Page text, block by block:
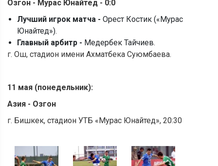
Озгон - Мурас Юнайтед - 0:0
Лучший игрок матча - Орест Костик («Мурас
Юнайтед»).
Главный арбитр - Медербек Тайчиев.
г. Ош, стадион имени Ахматбека Суюмбаева.
11 мая (понедельник):
Азия - Озгон
г. Бишкек, стадион УТБ «Мурас Юнайтед», 20:30